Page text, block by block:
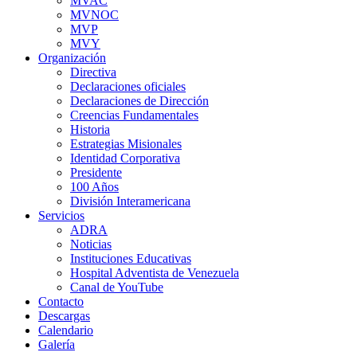
MVNOC
MVP
MVY
Organización
Directiva
Declaraciones oficiales
Declaraciones de Dirección
Creencias Fundamentales
Historia
Estrategias Misionales
Identidad Corporativa
Presidente
100 Años
División Interamericana
Servicios
ADRA
Noticias
Instituciones Educativas
Hospital Adventista de Venezuela
Canal de YouTube
Contacto
Descargas
Calendario
Galería